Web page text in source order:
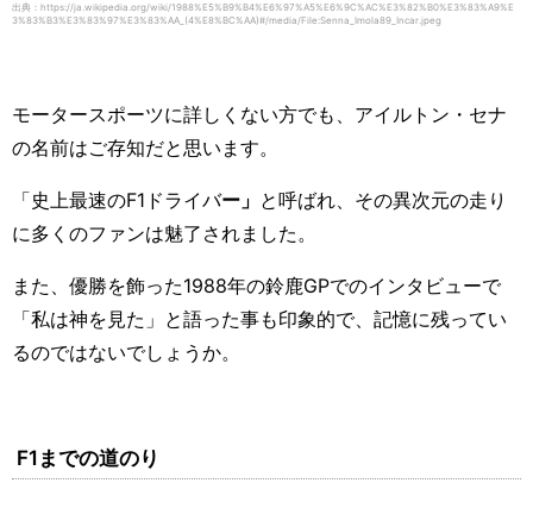
出典：https://ja.wikipedia.org/wiki/1988%E5%B9%B4%E6%97%A5%E6%9C%AC%E3%82%B0%E3%83%A9%E
3%83%B3%E3%83%97%E3%83%AA_(4%E8%BC%AA)#/media/File:Senna_Imola89_Incar.jpeg
モータースポーツに詳しくない方でも、アイルトン・セナ
の名前はご存知だと思います。
「史上最速のF1 ドライバー」 と呼ばれ、その異次元の走り
に多くのファンは魅了されました。
また、優勝を飾った1988年の鈴鹿GPでのインタビューで
「私は神を見た」と語った事も印象的で、記憶に残ってい
るのではないでしょうか。
F1 までの道のり